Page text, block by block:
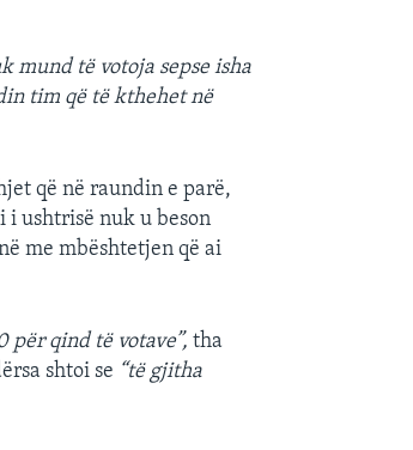
mund të votoja sepse isha
tim që të kthehet në
që në raundin e parë,
i ushtrisë nuk u beson
me mbështetjen që ai
për qind të votave”, tha
shtoi se “të gjitha